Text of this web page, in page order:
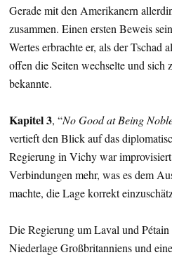
Gerade mit den Amerikanern
zusammen. Einen ersten Beweis
Wertes erbrachte er, als der Tschad
offen die Seiten wechselte und sich
bekannte.
Kapitel 3, “No Good at Being
vertieft den Blick auf das
Regierung in Vichy war
Verbindungen mehr, was es dem
machte, die Lage korrekt
Die Regierung um Laval und
Niederlage Großbritanniens und